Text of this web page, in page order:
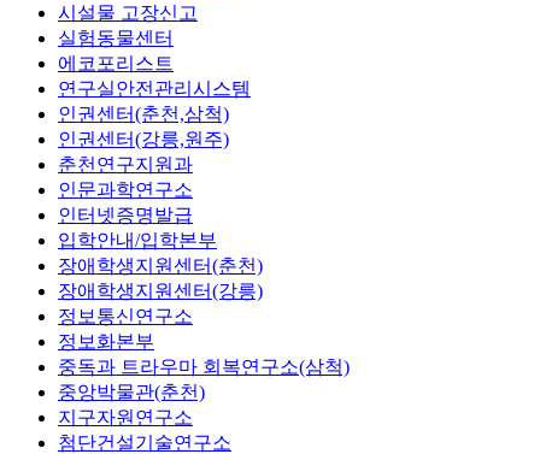
시설물 고장신고
실험동물센터
에코포리스트
연구실안전관리시스템
인권센터(춘천,삼척)
인권센터(강릉,원주)
춘천연구지원과
인문과학연구소
인터넷증명발급
입학안내/입학본부
장애학생지원센터(춘천)
장애학생지원센터(강릉)
정보통신연구소
정보화본부
중독과 트라우마 회복연구소(삼척)
중앙박물관(춘천)
지구자원연구소
첨단건설기술연구소